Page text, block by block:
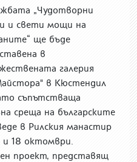
„Чудотворни
и свети мощи на
ще бъде
в
галерия
в Кюстендил
съпътстваща
среща на българските
в Рилския манастир
18 октомври.
проект, представящ